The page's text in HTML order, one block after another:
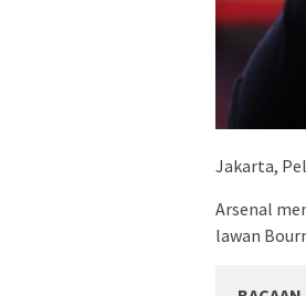
Jakarta,
Arsenal
lawan